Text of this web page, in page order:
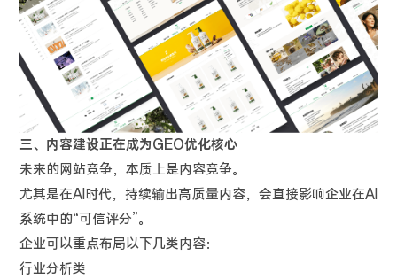
三、内容建设正在成为GEO优化核心
未来的网站竞争，本质上是内容竞争。
尤其是在AI时代，持续输出高质量内容，会直接影响企业在AI
系统中的“可信评分”。
企业可以重点布局以下几类内容：
行业分析类